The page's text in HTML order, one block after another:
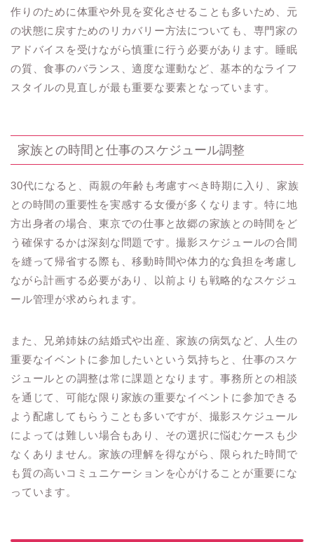
作りのために体重や外見を変化させることも多いため、元
の状態に戻すためのリカバリー方法についても、専門家の
アドバイスを受けながら慎重に行う必要があります。睡眠
の質、食事のバランス、適度な運動など、基本的なライフ
スタイルの見直しが最も重要な要素となっています。
家族との時間と仕事のスケジュール調整
30代になると、両親の年齢も考慮すべき時期に入り、家族
との時間の重要性を実感する女優が多くなります。特に地
方出身者の場合、東京での仕事と故郷の家族との時間をど
う確保するかは深刻な問題です。撮影スケジュールの合間
を縫って帰省する際も、移動時間や体力的な負担を考慮し
ながら計画する必要があり、以前よりも戦略的なスケジュ
ール管理が求められます。
また、兄弟姉妹の結婚式や出産、家族の病気など、人生の
重要なイベントに参加したいという気持ちと、仕事のスケ
ジュールとの調整は常に課題となります。事務所との相談
を通じて、可能な限り家族の重要なイベントに参加できる
よう配慮してもらうことも多いですが、撮影スケジュール
によっては難しい場合もあり、その選択に悩むケースも少
なくありません。家族の理解を得ながら、限られた時間で
も質の高いコミュニケーションを心がけることが重要にな
っています。